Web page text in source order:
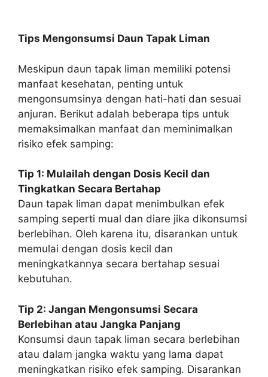
Tips Mengonsumsi Daun Tapak Liman
Meskipun daun tapak liman memiliki potensi
manfaat kesehatan, penting untuk
mengonsumsinya dengan hati-hati dan sesuai
anjuran. Berikut adalah beberapa tips untuk
memaksimalkan manfaat dan meminimalkan
risiko efek samping:
Tip 1: Mulailah dengan Dosis Kecil dan
Tingkatkan Secara Bertahap
Daun tapak liman dapat menimbulkan efek
samping seperti mual dan diare jika dikonsumsi
berlebihan. Oleh karena itu, disarankan untuk
memulai dengan dosis kecil dan
meningkatkannya secara bertahap sesuai
kebutuhan.
Tip 2: Jangan Mengonsumsi Secara
Berlebihan atau Jangka Panjang
Konsumsi daun tapak liman secara berlebihan
atau dalam jangka waktu yang lama dapat
meningkatkan risiko efek samping. Disarankan